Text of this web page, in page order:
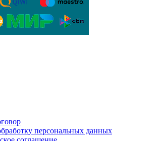
персональных данных